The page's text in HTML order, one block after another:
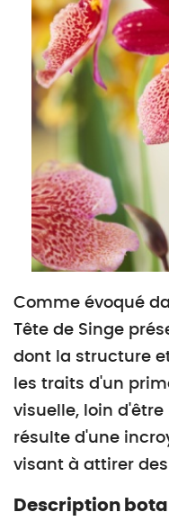
Comme évoqué
Tête de Singe
dont la structure
les traits d'un
visuelle, loin
résulte d'une
visant à attirer
Description